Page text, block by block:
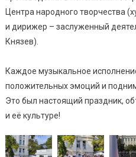
Центра народного творчества
и дирижер – заслуженный
Князев).
Каждое музыкальное
положительных эмоций и
Это был настоящий праздник,
и её культуре!